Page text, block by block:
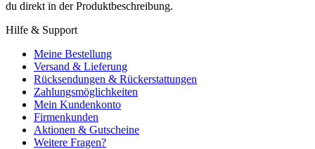
du direkt in der Produktbeschreibung.
Hilfe & Support
Meine Bestellung
Versand & Lieferung
Rücksendungen & Rückerstattungen
Zahlungsmöglichkeiten
Mein Kundenkonto
Firmenkunden
Aktionen & Gutscheine
Weitere Fragen?